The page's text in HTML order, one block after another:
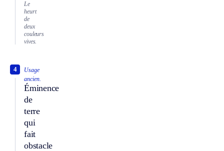
Le
heurt
de
deux
couleurs
vives.
Usage
ancien.
Éminence
de
terre
qui
fait
obstacle
4